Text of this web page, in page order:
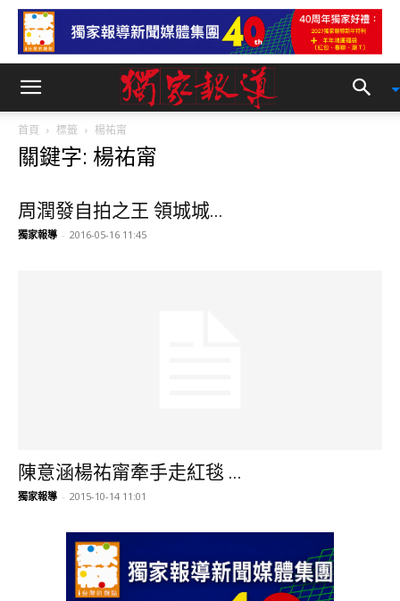
首頁 標籤 楊祐甯
關鍵字: 楊祐甯
周潤發自拍之王 領城城...
獨家報導 - 2016-05-16 11:45
陳意涵楊祐甯牽手走紅毯 ...
獨家報導 - 2015-10-14 11:01